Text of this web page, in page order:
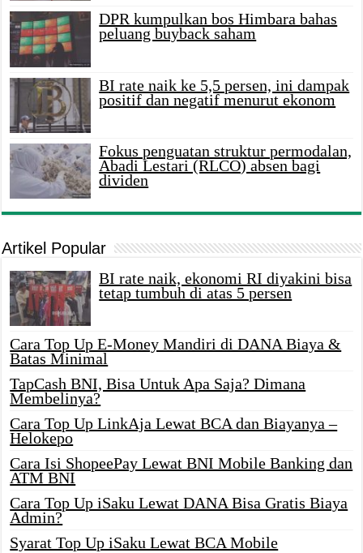
DPR kumpulkan bos Himbara bahas
peluang buyback saham
BI rate naik ke 5,5 persen, ini dampak
positif dan negatif menurut ekonom
Fokus penguatan struktur permodalan,
Abadi Lestari (RLCO) absen bagi
dividen
Artikel Popular
BI rate naik, ekonomi RI diyakini bisa
tetap tumbuh di atas 5 persen
Cara Top Up E-Money Mandiri di DANA Biaya &
Batas Minimal
TapCash BNI, Bisa Untuk Apa Saja? Dimana
Membelinya?
Cara Top Up LinkAja Lewat BCA dan Biayanya –
Helokepo
Cara Isi ShopeePay Lewat BNI Mobile Banking dan
ATM BNI
Cara Top Up iSaku Lewat DANA Bisa Gratis Biaya
Admin?
Syarat Top Up iSaku Lewat BCA Mobile